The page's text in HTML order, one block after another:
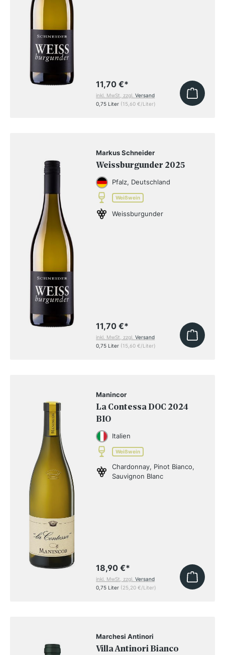
11,70 €*
inkl. MwSt, zzgl.Versand
0,75 Liter (15,60 €/Liter)
Markus Schneider
Weissburgunder 2025
Pfalz, Deutschland
Weißwein
Weissburgunder
11,70 €*
inkl. MwSt, zzgl.Versand
0,75 Liter (15,60 €/Liter)
Manincor
La Contessa DOC 2024
BIO
Italien
Weißwein
Chardonnay, Pinot Bianco,
Sauvignon Blanc
18,90 €*
inkl. MwSt, zzgl.Versand
0,75 Liter (25,20 €/Liter)
Marchesi Antinori
Villa Antinori Bianco